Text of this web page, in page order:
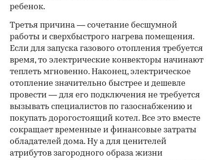
ребенок.
Третья причина — сочетание бесшумной
работы и сверхбыстрого нагрева помещения.
Если для запуска газового отопления требуется
время, то электрические конвекторы начинают
теплеть мгновенно. Наконец, электрическое
отопление значительно быстрее и дешевле
провести — для его подключения не требуется
вызывать специалистов по газоснабжению и
покупать дорогостоящий котел. Все это вместе
сокращает временные и финансовые затраты
обладателей дома. Ну а для ценителей
атрибутов загородного образа жизни